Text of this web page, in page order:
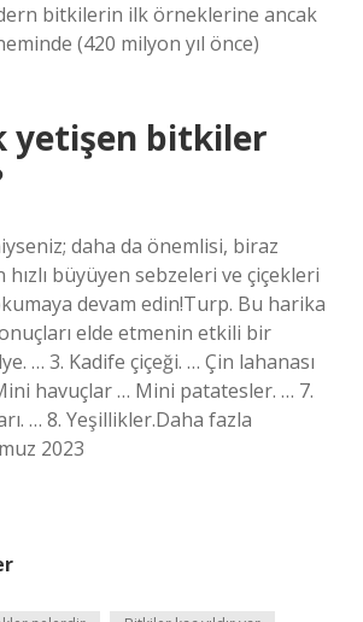
bitkilerin ilk örneklerine ancak
(420 milyon yıl önce)
yetişen bitkiler
daha da önemlisi, biraz
hızlı büyüyen sebzeleri ve çiçekleri
devam edin!Turp. Bu harika
elde etmenin etkili bir
… 3. Kadife çiçeği. … Çin lahanası
havuçlar … Mini patatesler. … 7.
… 8. Yeşillikler.Daha fazla
2023